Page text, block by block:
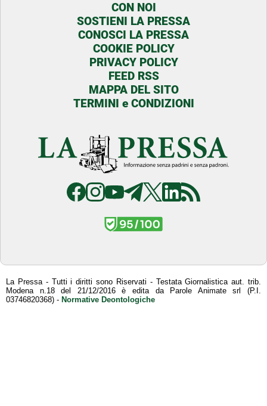
CON NOI
SOSTIENI LA PRESSA
CONOSCI LA PRESSA
COOKIE POLICY
PRIVACY POLICY
FEED RSS
MAPPA DEL SITO
TERMINI e CONDIZIONI
La Pressa - Tutti i diritti sono Riservati - Testata Giornalistica aut. trib.
Modena n.18 del 21/12/2016 è edita da Parole Animate srl (P.I.
03746820368) - Normative Deontologiche